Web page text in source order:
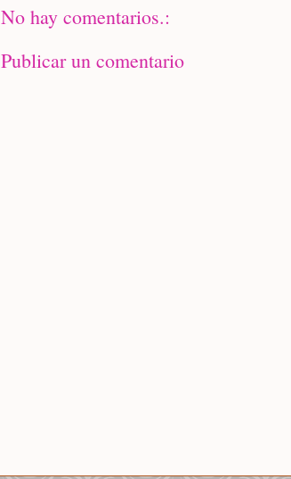
No hay comentarios.:
Publicar un comentario